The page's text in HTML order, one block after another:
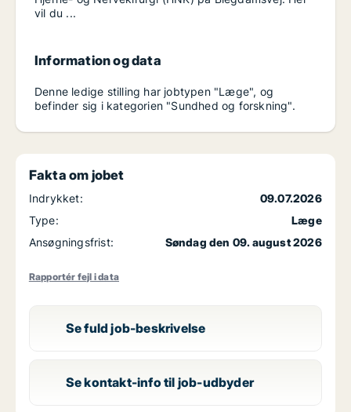
vil du ...
Information og data
Denne ledige stilling har jobtypen "Læge", og
befinder sig i kategorien "Sundhed og forskning".
Fakta om jobet
Indrykket:
09.07.2026
Type:
Læge
Ansøgningsfrist:
Søndag den 09. august 2026
Rapportér fejl i data
Se fuld job-beskrivelse
Se kontakt-info til job-udbyder